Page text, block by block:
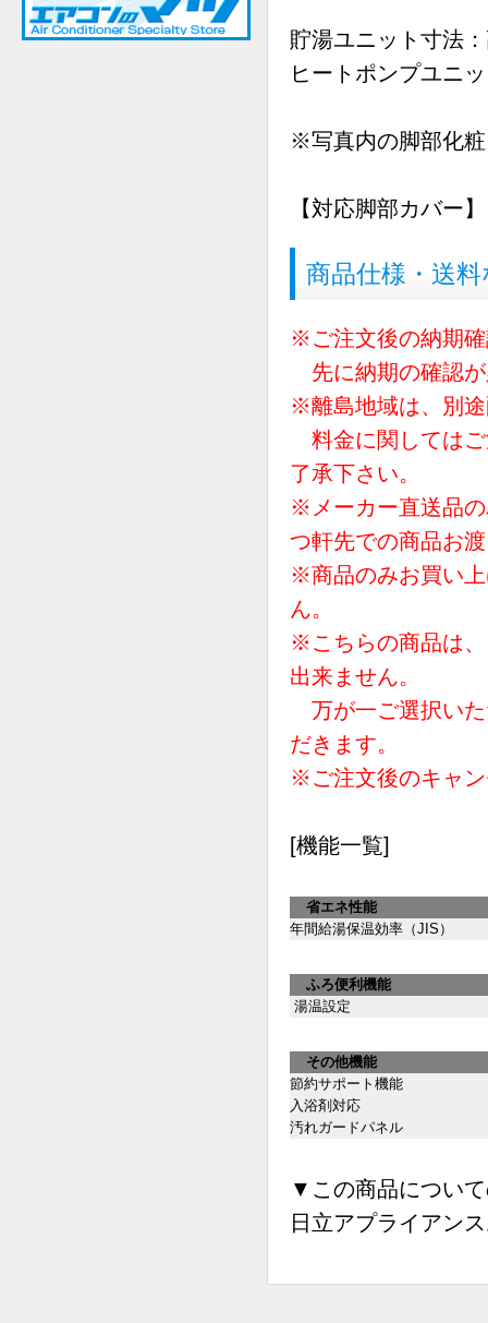
貯湯ユニット寸法
ヒートポンプユニ
※写真内の脚部化
【対応脚部カバー
商品仕様・送
※ご注文後の納期
先に納期の確認が
※離島地域は、別
料金に関してはご
了承下さい。
※メーカー直送品
つ軒先での商品お
※商品のみお買い
ん。
※こちらの商品は
出来ません。
万が一ご選択いた
だきます。
※ご注文後のキャ
[機能一覧]
省エネ性能
年間給湯保温効率（JIS）
ふろ便利機能
湯温設定
その他機能
節約サポート機能
入浴剤対応
汚れガードパネル
▼この商品につい
日立アプライアン